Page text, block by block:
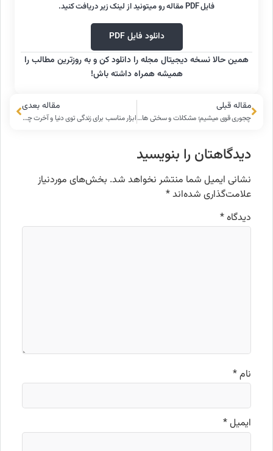
فایل PDF مقاله رو میتونید از لینک زیر دریافت کنید.
دانلود فایل PDF
همین حالا نسخه دیجیتال مجله را دانلود کن و به روزترین مطالب را
همیشه همراه داشته باش!
مقاله قبلی
چجوری قوی میشیم؛ مشکلات و سختی ها چه نقشی توی زندگی‌مون دارن؟
مقاله بعدی
ابزار مناسب برای زندگی توی دنیا و آخرت چیه و از کجا باید بخریمش؟
دیدگاهتان را بنویسید
نشانی ایمیل شما منتشر نخواهد شد. بخش‌های موردنیاز
علامت‌گذاری شده‌اند*
دیدگاه*
نام*
ایمیل*